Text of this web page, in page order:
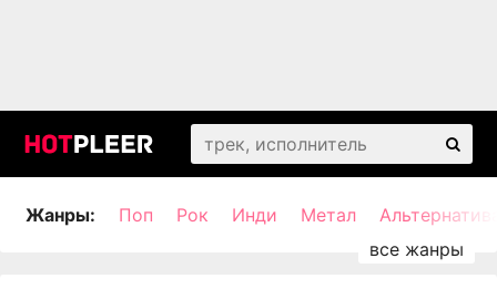
Жанры: Поп Рок Инди Метал